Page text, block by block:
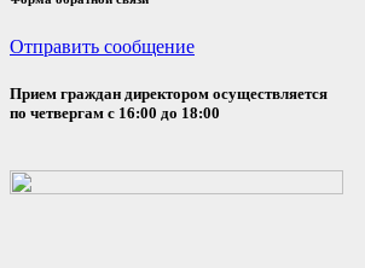
Отправить сообщение
Прием граждан директором осуществляется
по четвергам с 16:00 до 18:00